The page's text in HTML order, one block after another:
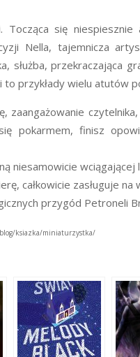
się niespiesznie
Nella, tajemnicza
służba, przekraczająca
przykłady wielu atutów
zaangażowanie
pokarmem, finisz
niesamowicie
całkowicie zasługuje
przygód Petroneli
ksiazka/miniaturzystka/